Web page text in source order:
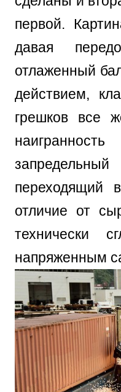
первой.
давая
отлаженный
действием,
грешков все
переходящий
отличие от
технически
напряженным